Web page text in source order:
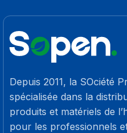
Depuis 2011, la SOciété
spécialisée dans la
produits et matériels de
pour les professionnels